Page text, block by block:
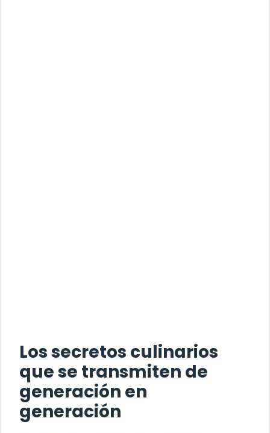
Los secretos culinarios
que se transmiten de
generación en
generación